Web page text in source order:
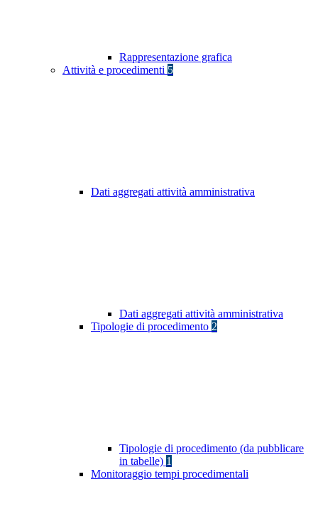
Rappresentazione grafica
Attività e procedimenti 5
Dati aggregati attività amministrativa
Dati aggregati attività amministrativa
Tipologie di procedimento 2
Tipologie di procedimento (da pubblicare
in tabelle) 1
Monitoraggio tempi procedimentali